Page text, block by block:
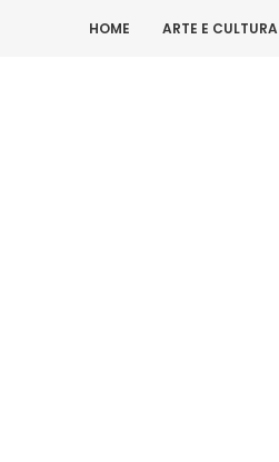
HOME ARTE E CULTURA